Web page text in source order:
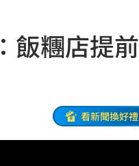
飯糰店提前
看新聞換好禮